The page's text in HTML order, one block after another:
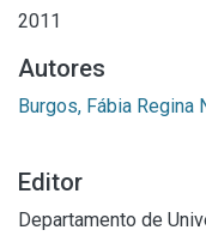
2011
Autores
Burgos, Fábia Regina
Editor
Departamento de